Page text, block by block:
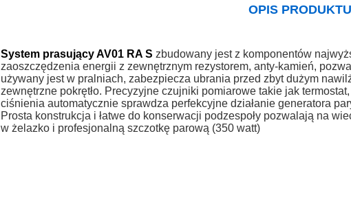
OPIS PRODUKTU
System prasujący AV01 RA S zbudowany jest z komponentów
zaoszczędzenia energii z zewnętrznym rezystorem, anty-kamień,
używany jest w pralniach, zabezpiecza ubrania przed zbyt dużym
zewnętrzne pokrętło. Precyzyjne czujniki pomiarowe takie jak
ciśnienia automatycznie sprawdza perfekcyjne działanie generatora
Prosta konstrukcja i łatwe do konserwacji podzespoły pozwalają na
w żelazko i profesjonalną szczotkę parową (350 watt)